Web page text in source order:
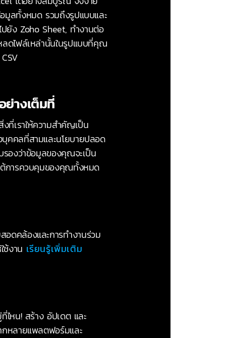
มูลทั้งหมด รวมถึงรูปแบบและ
ยัง Zoho Sheet, ทำงานต่อ
ลดไฟล์เหล่านั้นในรูปแบบที่คุณ
ย่างเต็มที่
ที่เราให้ความสำคัญเป็น
คคลที่สามและนโยบายปลอด
รองว่าข้อมูลของคุณจะเป็น
ต้การควบคุมของคุณทั้งหมด
ดคล้องและการทำงานร่วม
ช้งาน เรียนรู้เพิ่มเติม
ไหน! สร้าง อัปเดต และ
กหลายแพลตฟอร์มและ